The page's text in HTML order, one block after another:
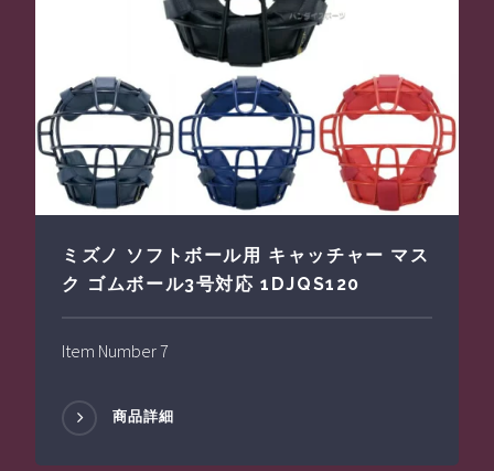
ミズノ ソフトボール用 キャッチャー マス
ク ゴムボール3号対応 1DJQS120
Item Number 7
商品詳細